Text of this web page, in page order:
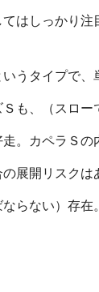
はしっかり注
うタイプで、
も、（スロー
。カペラＳの
展開リスクは
らない）存在